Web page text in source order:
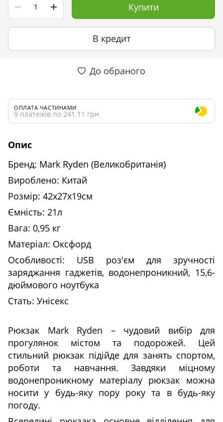
Купити
В кредит
До обраного
ОПЛАТА ЧАСТИНАМИ
9 платежів по 241.11 грн
Опис
Бренд: Mark Ryden (Великобританія)
Вироблено: Китай
Розмір: 42х27х19см
Ємність: 21л
Вага: 0,95 кг
Матеріал: Оксфорд
Особливості: USB роз'єм для зручності
заряджання гаджетів, водонепроникний, 15,6-
дюймового ноутбука
Стать: Унісекс
Рюкзак Mark Ryden – чудовий вибір для
прогулянок містом та подорожей. Цей
стильний рюкзак підійде для занять спортом,
роботи та навчання. Завдяки міцному
водонепроникному матеріалу рюкзак можна
носити у будь-яку пору року та в будь-яку
погоду.